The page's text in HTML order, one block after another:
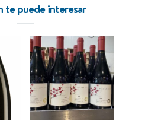
te puede interesar